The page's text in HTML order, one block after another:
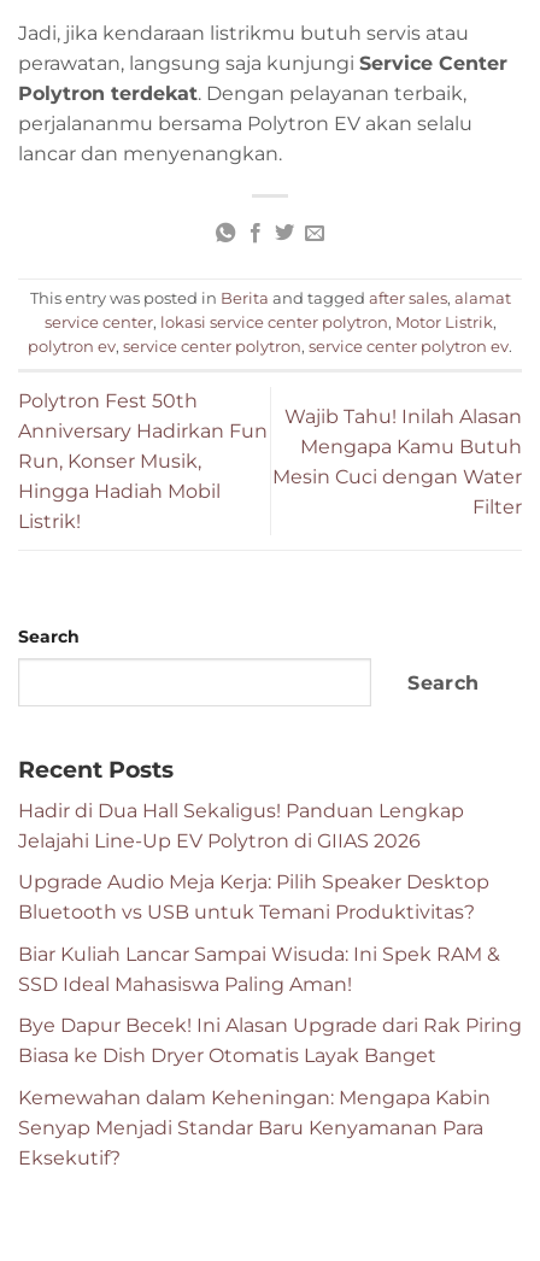
Jadi, jika kendaraan listrikmu butuh servis atau
perawatan, langsung saja kunjungi Service Center
Polytron terdekat. Dengan pelayanan terbaik,
perjalananmu bersama Polytron EV akan selalu
lancar dan menyenangkan.
This entry was posted in Berita and tagged after sales, alamat
service center, lokasi service center polytron, Motor Listrik,
polytron ev, service center polytron, service center polytron ev.
Polytron Fest 50th
Anniversary Hadirkan Fun
Run, Konser Musik,
Hingga Hadiah Mobil
Listrik!
Wajib Tahu! Inilah Alasan
Mengapa Kamu Butuh
Mesin Cuci dengan Water
Filter
Search
Search
Recent Posts
Hadir di Dua Hall Sekaligus! Panduan Lengkap
Jelajahi Line-Up EV Polytron di GIIAS 2026
Upgrade Audio Meja Kerja: Pilih Speaker Desktop
Bluetooth vs USB untuk Temani Produktivitas?
Biar Kuliah Lancar Sampai Wisuda: Ini Spek RAM &
SSD Ideal Mahasiswa Paling Aman!
Bye Dapur Becek! Ini Alasan Upgrade dari Rak Piring
Biasa ke Dish Dryer Otomatis Layak Banget
Kemewahan dalam Keheningan: Mengapa Kabin
Senyap Menjadi Standar Baru Kenyamanan Para
Eksekutif?